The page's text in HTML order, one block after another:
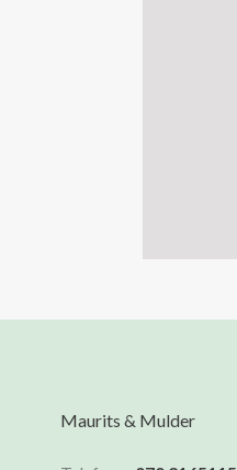
Maurits & Mulder